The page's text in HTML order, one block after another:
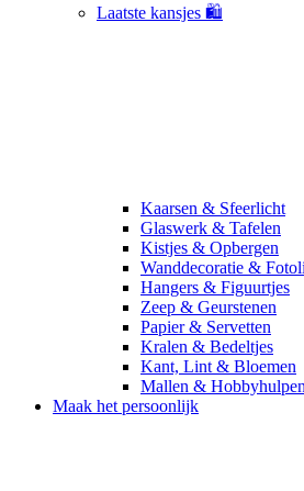
Laatste kansjes 🛍️
Kaarsen & Sfeerlicht
Glaswerk & Tafelen
Kistjes & Opbergen
Wanddecoratie &
Hangers & Figuurtjes
Zeep & Geurstenen
Papier & Servetten
Kralen & Bedeltjes
Kant, Lint & Bloemen
Mallen & Hobbyhulpen
Maak het persoonlijk